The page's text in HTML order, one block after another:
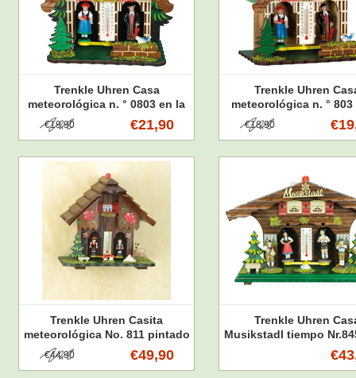
Trenkle Uhren Casa
meteorológica n. ° 0803 en la
Selva Negra hecha de 12 cm
de altura - Copia€21,90
€19,90
Trenkle Uhren
meteorológica n. ° 803
Selva Negra de 12 cm
€18,90
Trenkle Uhren Casita
meteorológica No. 811 pintado
a mano hecha 18cm de alto en
el Bosque Negro€49,90
€44,90
Trenkle Uhren
Musikstadl tiempo
Bosque Negro hizo